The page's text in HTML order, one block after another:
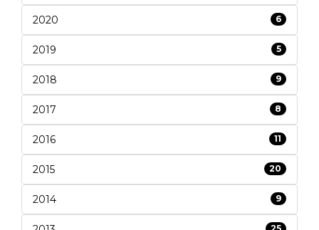
2020 6
2019 5
2018 9
2017 8
2016 11
2015 20
2014 9